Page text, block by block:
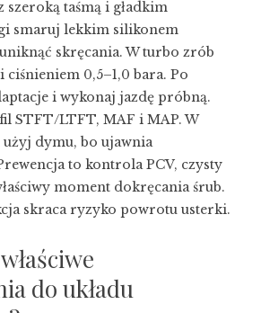
szeroką taśmą i gładkim
smaruj lekkim silikonem
skręcania. W turbo zrób
ciśnieniem 0,5–1,0 bara. Po
i wykonaj jazdę próbną.
STFT/LTFT, MAF i MAP. W
dymu, bo ujawnia
to kontrola PCV, czysty
moment dokręcania śrub.
skraca ryzyko powrotu usterki.
do układu